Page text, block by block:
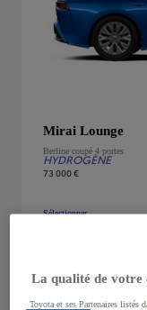
Mirai Lounge
Berline coupé 4 portes
HYDROGÈNE
73 000 €
Mirai Lounge Berline coupé
Sélectionner
La qualité de votre
Toyota et ses Partenaires listés